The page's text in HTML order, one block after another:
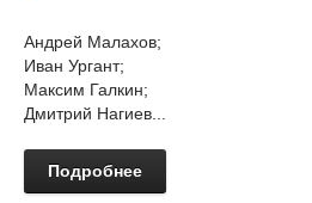
Андрей Малахов;
Иван Ургант;
Максим Галкин;
Дмитрий Нагиев...
Подробнее